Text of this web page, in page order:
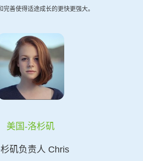
完善使得适途成长的更快更强大。
美国-洛杉矶
矶负责人 Chris